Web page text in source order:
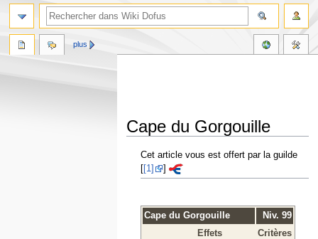
Cape du Gorgouille
Aller
AllerCet article vous est offert par la guilde
[1] ]
Cape du Gorgouille
Niv. 99
Effets
Critères
plus